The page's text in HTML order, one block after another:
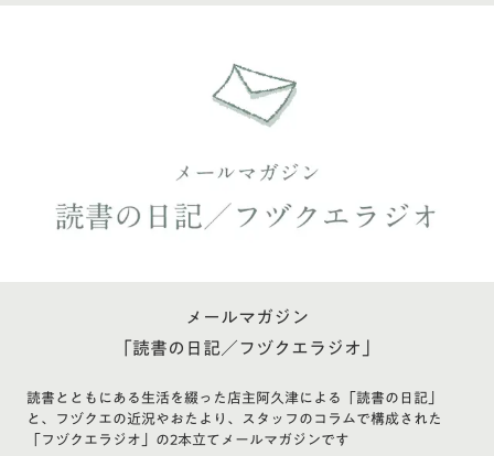
メールマガジン
「読書の日記／フヅクエラジオ」
読書とともにある生活を綴った店主阿久津による「読書の日記」
と、フヅクエの近況やおたより、スタッフのコラムで構成された
「フヅクエラジオ」の2本立てメールマガジンです